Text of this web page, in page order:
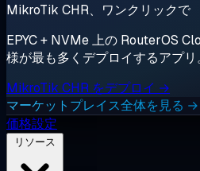
MikroTik CHR、ワンクリックで
EPYC + NVMe 上の RouterOS
様が最も多くデプロイするアプリ
MikroTik CHR をデプロイ →
マーケットプレイス全体を見る →
価格設定